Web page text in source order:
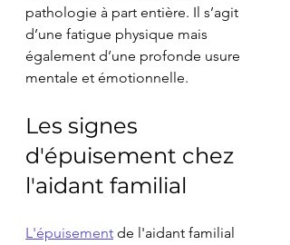
pathologie à part entière. Il s’agit
d’une fatigue physique mais
également d’une profonde usure
mentale et émotionnelle.
Les signes
d'épuisement chez
l'aidant familial
L'épuisement de l'aidant familial